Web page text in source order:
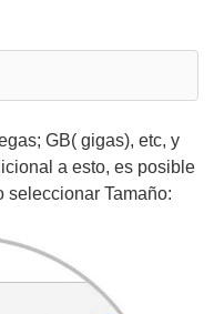
GB( gigas), etc, y
a esto, es posible
seleccionar Tamaño: